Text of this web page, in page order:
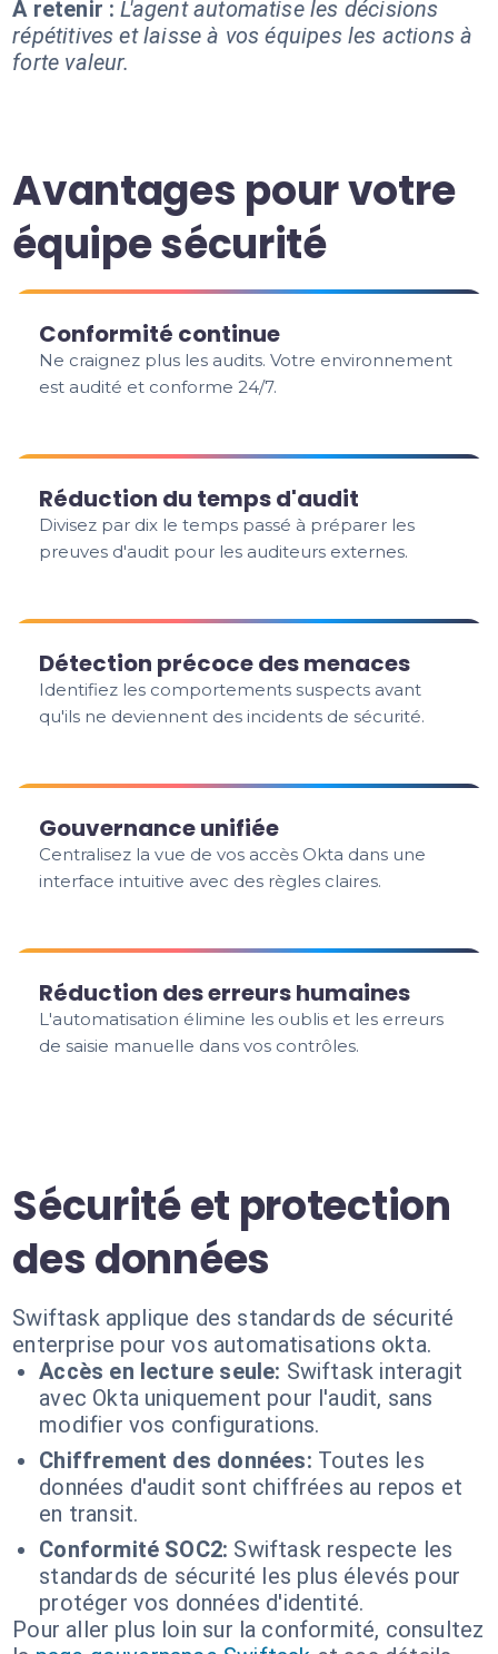
À retenir : L'agent automatise les décisions
répétitives et laisse à vos équipes les actions à
forte valeur.
Avantages pour votre
équipe sécurité
Conformité continue
Ne craignez plus les audits. Votre environnement
est audité et conforme 24/7.
Réduction du temps d'audit
Divisez par dix le temps passé à préparer les
preuves d'audit pour les auditeurs externes.
Détection précoce des menaces
Identifiez les comportements suspects avant
qu'ils ne deviennent des incidents de sécurité.
Gouvernance unifiée
Centralisez la vue de vos accès Okta dans une
interface intuitive avec des règles claires.
Réduction des erreurs humaines
L'automatisation élimine les oublis et les erreurs
de saisie manuelle dans vos contrôles.
Sécurité et protection
des données
Swiftask applique des standards de sécurité
enterprise pour vos automatisations okta.
Accès en lecture seule: Swiftask interagit
avec Okta uniquement pour l'audit, sans
modifier vos configurations.
Chiffrement des données: Toutes les
données d'audit sont chiffrées au repos et
en transit.
Conformité SOC2: Swiftask respecte les
standards de sécurité les plus élevés pour
protéger vos données d'identité.
Pour aller plus loin sur la conformité, consultez